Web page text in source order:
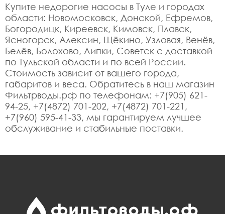
Купите недорогие насосы в Туле и городах
области: Новомосковск, Донской, Ефремов,
Богородицк, Киреевск, Кимовск, Плавск,
Ясногорск, Алексин, Щёкино, Узловая, Венёв,
Белёв, Болохово, Липки, Советск с доставкой
по Тульской области и по всей России.
Стоимость зависит от вашего города,
габаритов и веса. Обратитесь в наш магазин
Фильтрводы.рф по телефонам: +7(905) 621-
94-25, +7(4872) 701-202, +7(4872) 701-221,
+7(960) 595-41-33, мы гарантируем лучшее
обслуживание и стабильные поставки.